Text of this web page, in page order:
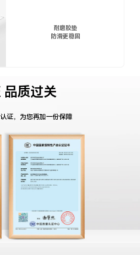
耐磨胶垫
防滑更稳固
质过关
证，为您再加一份保障